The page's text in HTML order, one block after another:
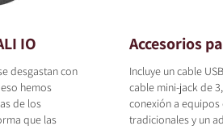
IO
desgastan con
hemos
de los
que las
Accesorios
Incluye un cable
cable mini-jack de
conexión a
tradicionales y un